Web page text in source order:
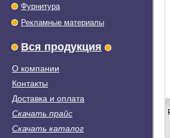
Фурнитура
Рекламные материалы
Вся продукция
О компании
Контакты
Доставка и оплата
Скачать прайс
Скачать каталог